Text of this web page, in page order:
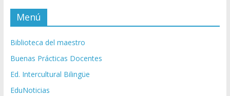
Menú
Biblioteca del maestro
Buenas Prácticas Docentes
Ed. Intercultural Bilingüe
EduNoticias